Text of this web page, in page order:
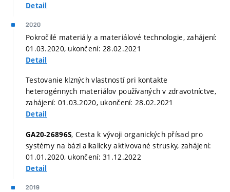
Detail
2020
Pokročilé materiály a materiálové technologie, zahájení:
01.03.2020, ukončení: 28.02.2021
Detail
Testovanie klzných vlastností pri kontakte
heterogénnych materiálov používaných v zdravotníctve,
zahájení: 01.03.2020, ukončení: 28.02.2021
Detail
GA20-26896S, Cesta k vývoji organických přísad pro
systémy na bázi alkalicky aktivované strusky, zahájení:
01.01.2020, ukončení: 31.12.2022
Detail
2019